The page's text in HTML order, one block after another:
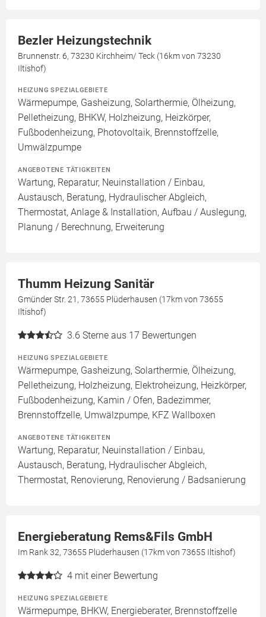
Bezler Heizungstechnik
Brunnenstr. 6, 73230 Kirchheim/ Teck (16km von 73230
Iltishof)
HEIZUNG SPEZIALGEBIETE
Wärmepumpe, Gasheizung, Solarthermie, Ölheizung,
Pelletheizung, BHKW, Holzheizung, Heizkörper,
Fußbodenheizung, Photovoltaik, Brennstoffzelle,
Umwälzpumpe
ANGEBOTENE TÄTIGKEITEN
Wartung, Reparatur, Neuinstallation / Einbau,
Austausch, Beratung, Hydraulischer Abgleich,
Thermostat, Anlage & Installation, Aufbau / Auslegung,
Planung / Berechnung, Erweiterung
Thumm Heizung Sanitär
Gmünder Str. 21, 73655 Plüderhausen (17km von 73655
Iltishof)
3.6 Sterne aus 17 Bewertungen
HEIZUNG SPEZIALGEBIETE
Wärmepumpe, Gasheizung, Solarthermie, Ölheizung,
Pelletheizung, Holzheizung, Elektroheizung, Heizkörper,
Fußbodenheizung, Kamin / Ofen, Badezimmer,
Brennstoffzelle, Umwälzpumpe, KFZ Wallboxen
ANGEBOTENE TÄTIGKEITEN
Wartung, Reparatur, Neuinstallation / Einbau,
Austausch, Beratung, Hydraulischer Abgleich,
Thermostat, Renovierung, Renovierung / Badsanierung
Energieberatung Rems&Fils GmbH
Im Rank 32, 73655 Plüderhausen (17km von 73655 Iltishof)
4 mit einer Bewertung
HEIZUNG SPEZIALGEBIETE
Wärmepumpe, BHKW, Energieberater, Brennstoffzelle